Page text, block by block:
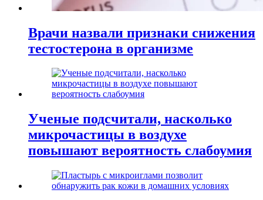
Врачи назвали признаки снижения
тестостерона в организме
Ученые подсчитали, насколько
микрочастицы в воздухе
повышают вероятность слабоумия